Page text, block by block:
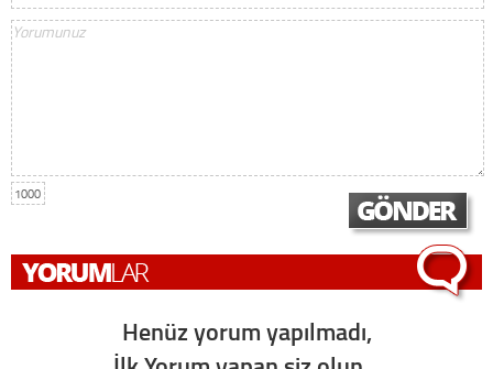
1000
Henüz yorum yapılmadı,